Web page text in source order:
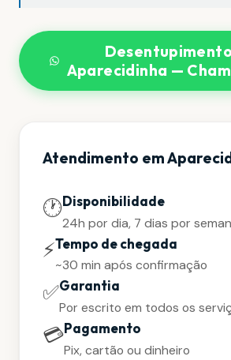
Aparecidinha —
Atendimento em
🕐Disponibilidade
24h por dia, 7 dias por
⚡Tempo de chegada
~30 min após confirmação
✅Garantia
Por escrito em todos os
💳Pagamento
Pix, cartão ou dinheiro